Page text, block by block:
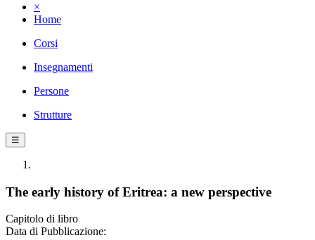
×
Home
Corsi
Insegnamenti
Persone
Strutture
☰
The early history of Eritrea: a new perspective
Capitolo di libro
Data di Pubblicazione: